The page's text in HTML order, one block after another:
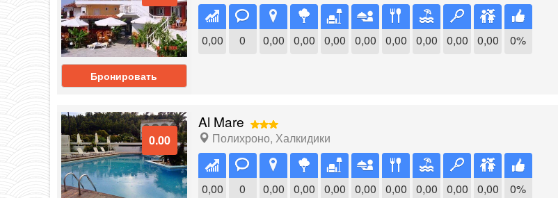
Бронировать
0,00 0 0,00 0,00 0,00 0,00 0,00 0,00 0,00 0,00 0%
0.00
Al Mare
Полихроно, Халкидики
0,00 0 0,00 0,00 0,00 0,00 0,00 0,00 0,00 0,00 0%